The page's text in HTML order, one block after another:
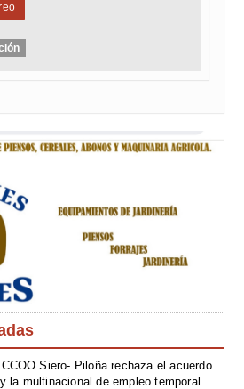
Siero- Piloña rechaza el acuerdo
la multinacional de empleo temporal